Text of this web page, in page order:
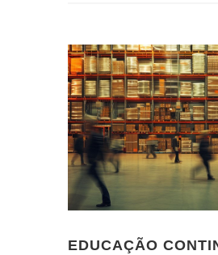
EDUCAÇÃO